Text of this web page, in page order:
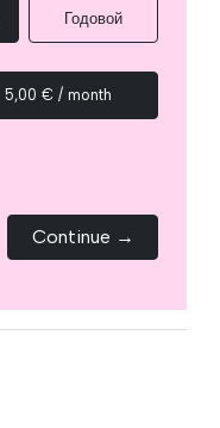
Годовой
5,00 € / month
Continue →